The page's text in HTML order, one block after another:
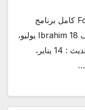
Foxit PhantomPDF Business 12.2.2 كامل برنامج
تعديل وتحرير وتحويل ملفات بي دي اف Ibrahim 18 يوليو،
برامج مكتبية, كمبيوتر 12 تعليق آخر تحديث : 14 يناير،